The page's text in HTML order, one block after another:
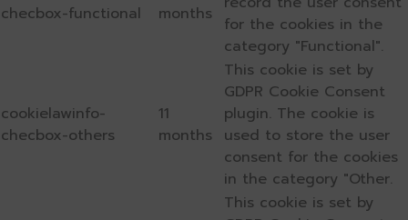
checbox-functional
months
for the cookies in the
category "Functional".
cookielawinfo-
checbox-others
11
months
This cookie is set by
GDPR Cookie Consent
plugin. The cookie is
used to store the user
consent for the cookies
in the category "Other.
This cookie is set by